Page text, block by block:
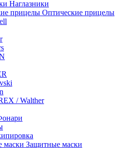
Наглазники
Оптические прицелы
/ Walther
Защитные маски